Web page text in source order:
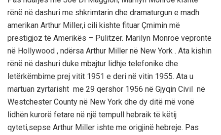
rёnё nё dashuri me shkrimtarin dhe dramaturgun e madh
amerikan Arthur Miller,i cili kishte fituar Çmimin mё
prestigjoz tё Amerikёs – Pulitzer. Marilyn Monroe vepronte
nё Hollywood , ndёrsa Arthur Miller nё New York . Ata kishin
rёnё nё dashuri duke mbajtur lidhje telefonike dhe
letёrkёmbime prej vitit 1951 e deri nё vitin 1955. Ata u
martuan zyrtarisht me 29 qershor 1956 nё Gjyqin Civil nё
Westchester County nё New York dhe dy ditё mё vonё
lidhёn kurorё fetare nё njё tempull hebraik tё kёtij
qyteti,sepse Arthur Miller ishte me origjinё hebreje. Pas